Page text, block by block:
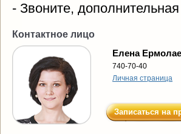
- Звоните,
Контактное лицо
Елена
740-70-40
Личная страница
Записаться на